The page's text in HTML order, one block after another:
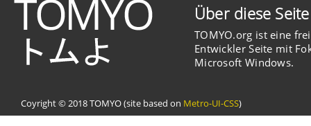
Über diese Seite
TOMYO.org ist eine
Entwickler Seite mit
Microsoft Windows.
Coyright © 2018 TOMYO (site based on Metro-UI-CSS)